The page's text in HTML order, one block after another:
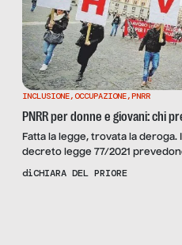
INCLUSIONE,OCCUPAZIONE,PNRR
PNRR per donne e giovani: chi
Fatta la legge, trovata la deroga.
decreto legge 77/2021
nella misura di almeno il 30%,
diCHIARA DEL PRIORE